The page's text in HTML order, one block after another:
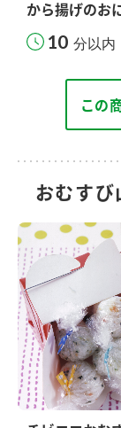
から揚げのお
10 分以内
この
おむすび